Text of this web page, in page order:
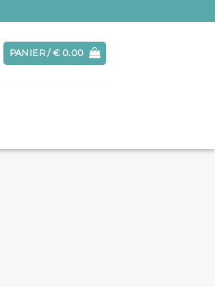
PANIER /€0.00